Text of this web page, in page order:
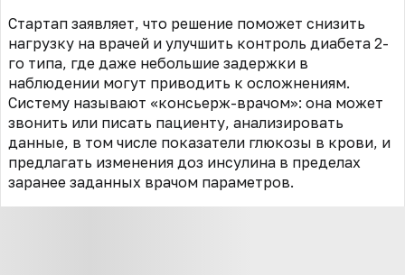
Стартап заявляет, что решение поможет снизить
нагрузку на врачей и улучшить контроль диабета 2-
го типа, где даже небольшие задержки в
наблюдении могут приводить к осложнениям.
Систему называют «консьерж-врачом»: она может
звонить или писать пациенту, анализировать
данные, в том числе показатели глюкозы в крови, и
предлагать изменения доз инсулина в пределах
заранее заданных врачом параметров.